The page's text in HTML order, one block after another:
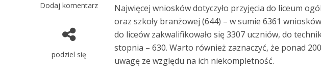
Dodaj komentarz
podziel się
Najwięcej wniosków dotyczyło przyjęcia do liceum
oraz szkoły branżowej (644) – w sumie 6361
do liceów zakwalifikowało się 3307 uczniów, do
stopnia – 630. Warto również zaznaczyć, że ponad
uwagę ze względu na ich niekompletność.